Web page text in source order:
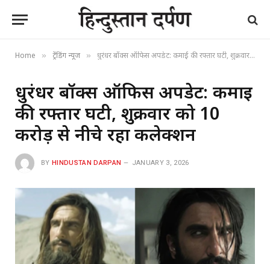
Home » ट्रेंडिंग न्यूज » धुरंधर बॉक्स ऑफिस अपडेट: कमाई की रफ्तार घटी, शुक्रवार को 10 करोड़ से नीचे रहा कलेक्शन
धुरंधर बॉक्स ऑफिस अपडेट: कमाई
की रफ्तार घटी, शुक्रवार को 10
करोड़ से नीचे रहा कलेक्शन
BY HINDUSTAN DARPAN JANUARY 3, 2026